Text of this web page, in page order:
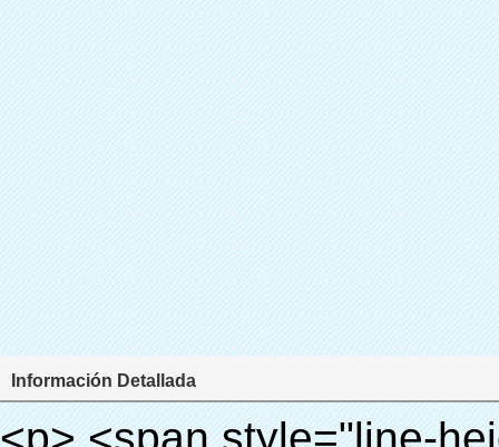
Información Detallada